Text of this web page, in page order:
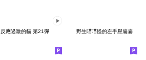
反應過激的貓 第21彈 野生喵喵怪的左手壓扁扁